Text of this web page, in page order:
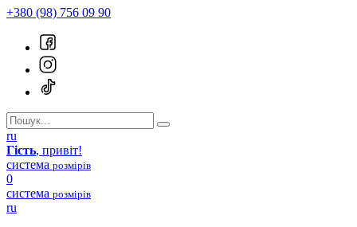
+380 (98) 756 09 90
ru
Гість, привіт!
система розмірів
0
система розмірів
ru